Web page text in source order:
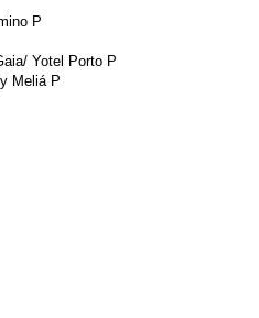
P
Yotel Porto P
P